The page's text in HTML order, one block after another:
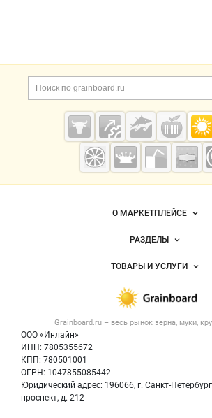
Дополнительная
Поиск
Cсылки на полезные
—
мука
Важные разделы и контакты
Grainboard.ru – весь рынок зерна, муки,
ООО «Инлайн»
ИНН: 7805355672
КПП: 780501001
ОГРН: 1047855085442
Юридический адрес: 196066, г. Санкт-
проспект, д. 212
Навигация по сайтуО МАРКЕТПЛЕЙСЕ
Новости Grainboard.ru
Размещение рекламы
Публичная оферта
Контактная информация
Политика обработки
РАЗДЕЛЫ
Объявления
Новости рынка
ТОВАРЫ И УСЛУГИ
Крупы
Мука